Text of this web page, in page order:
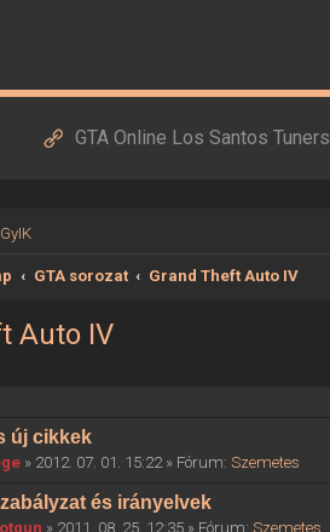
GTA Online Los Santos Tuners
GyIK
GTA sorozat Grand Theft Auto IV
Auto IV
új cikkek
» 2012. 07. 01. 15:22 » Fórum:Szemetes
és irányelvek
» 2011. 08. 25. 12:35 » Fórum:Szemetes